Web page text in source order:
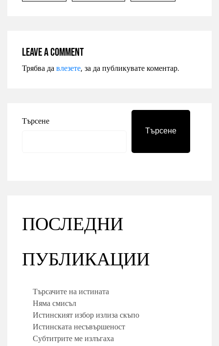
Leave a comment
Трябва давлезете, за да публикувате коментар.
Търсене
Търсене
ПОСЛЕДНИ
ПУБЛИКАЦИИ
Търсачите на истината
Няма смисъл
Истинският избор излиза скъпо
Истинската несъвършеност
Субтитрите ме излъгаха